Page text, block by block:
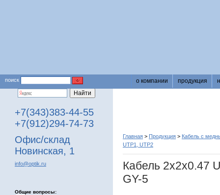
поиск о компании продукция
+7(343)383-44-55
+7(912)294-74-73
Офис/склад
Новинская, 1
info@optik.ru
Общие вопросы:
Главная > Продукция > Кабель с
UTP1, UTP2
Кабель 2х2х0.47
GY-5